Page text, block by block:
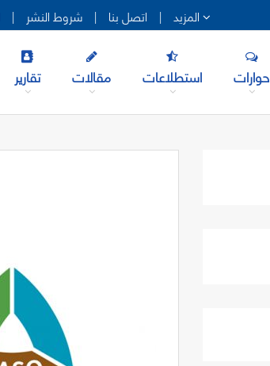
| شروط النشر | اتصل بنا |
تقارير مقالات استطلاعات حوارات